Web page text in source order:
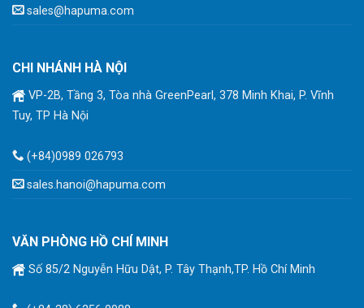
sales@hapuma.com
CHI NHÁNH HÀ NỘI
VP-2B, Tầng 3, Tòa nhà GreenPearl, 378 Minh Khai, P. Vĩnh
Tuy, TP Hà Nội
(+84)0989 026793
sales.hanoi@hapuma.com
VĂN PHÒNG HỒ CHÍ MINH
Số 85/2 Nguyễn Hữu Dật, P. Tây Thạnh,TP. Hồ Chí Minh